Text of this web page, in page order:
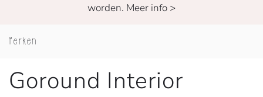
worden. Meer info >
Merken
Goround Interior